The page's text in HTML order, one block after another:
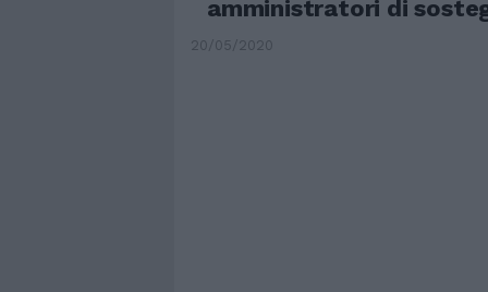
amministratori di
20/05/2020